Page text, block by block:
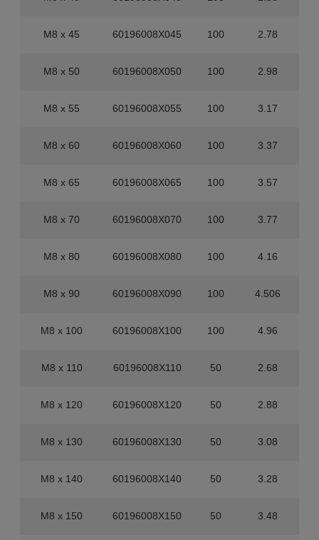
M8 x 45 60196008X045 100 2.78
M8 x 50 60196008X050 100 2.98
M8 x 55 60196008X055 100 3.17
M8 x 60 60196008X060 100 3.37
M8 x 65 60196008X065 100 3.57
M8 x 70 60196008X070 100 3.77
M8 x 80 60196008X080 100 4.16
M8 x 90 60196008X090 100 4.506
M8 x 100 60196008X100 100 4.96
M8 x 110 60196008X110 50 2.68
M8 x 120 60196008X120 50 2.88
M8 x 130 60196008X130 50 3.08
M8 x 140 60196008X140 50 3.28
M8 x 150 60196008X150 50 3.48